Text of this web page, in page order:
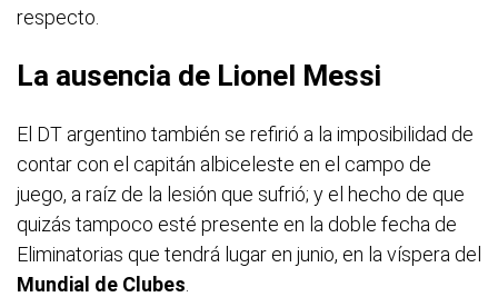
respecto.
La ausencia de Lionel Messi
El DT argentino también se refirió a la imposibilidad de
contar con el capitán albiceleste en el campo de
juego, a raíz de la lesión que sufrió; y el hecho de que
quizás tampoco esté presente en la doble fecha de
Eliminatorias que tendrá lugar en junio, en la víspera del
Mundial de Clubes